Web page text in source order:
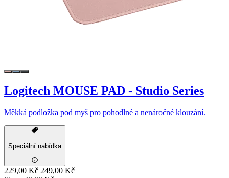
Logitech MOUSE PAD - Studio Series
Měkká podložka pod myš pro pohodlné a nenáročné klouzání.
Speciální nabídka
229,00 Kč 249,00 Kč